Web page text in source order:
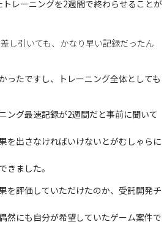
レーニングを2週間で終わらせることが
し引いても、かなり早い記録だったん
ったですし、トレーニング全体としても
ング最速記録が2週間だと事前に聞いて
を出さなければいけないとがむしゃらに
きました。
を評価していただけたのか、受託開発チ
然にも自分が希望していたゲーム案件で